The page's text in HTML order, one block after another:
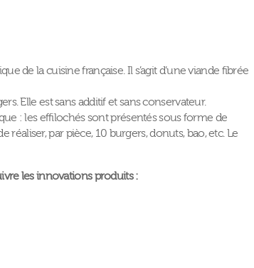
de la cuisine française. Il s’agit d’une viande fibrée
Elle est sans additif et sans conservateur.
: les effilochés sont présentés sous forme de
par pièce, 10 burgers, donuts, bao, etc. Le
les innovations produits :